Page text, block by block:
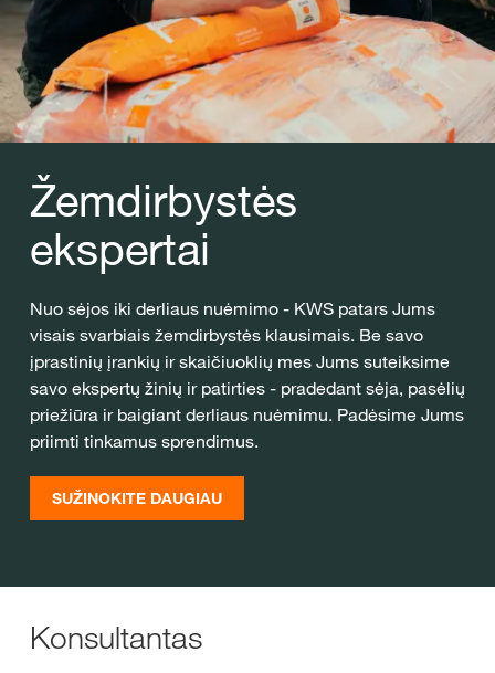
Žemdirbystės
ekspertai
Nuo sėjos iki derliaus nuėmimo - KWS patars Jums
visais svarbiais žemdirbystės klausimais. Be savo
įprastinių įrankių ir skaičiuoklių mes Jums suteiksime
savo ekspertų žinių ir patirties - pradedant sėja, pasėlių
priežiūra ir baigiant derliaus nuėmimu. Padėsime Jums
priimti tinkamus sprendimus.
SUŽINOKITE DAUGIAU
Konsultantas